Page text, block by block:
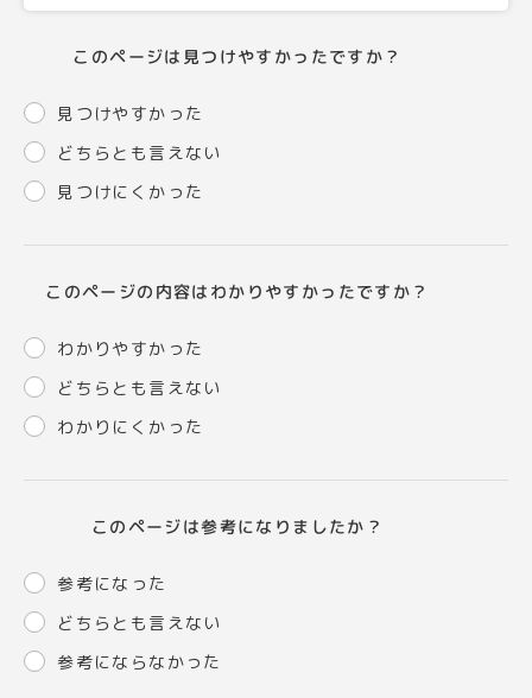
このページは見つけやすかったですか？
見つけやすかった
どちらとも言えない
見つけにくかった
このページの内容はわかりやすかったですか？
わかりやすかった
どちらとも言えない
わかりにくかった
このページは参考になりましたか？
参考になった
どちらとも言えない
参考にならなかった